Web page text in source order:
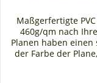
Maßgerfertigte
460g/qm nach
Planen haben
der Farbe der